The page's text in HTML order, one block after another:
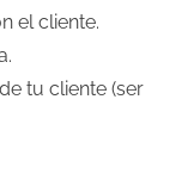
el cliente.
tu cliente (ser